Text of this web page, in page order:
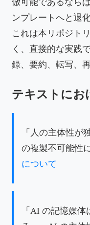
ンプレートへと退
これは本リポジト
く、直接的な実践
録、要約、転写、
テキストにお
「人の主体性が
の複製不可能
について
「AI の記憶媒